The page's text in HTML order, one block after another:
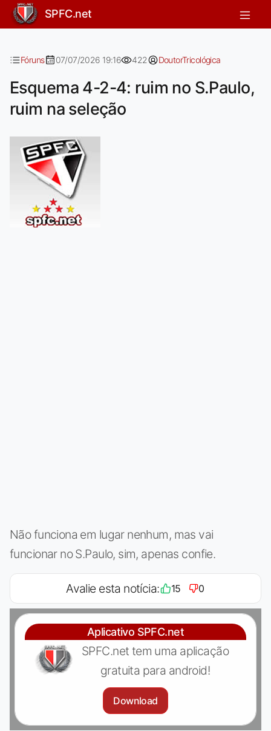
Esquema 4-2-4: ruim no S.Paulo,
SPFC.net
Fóruns 07/07/2026 19:16 422 DoutorTricológica
Esquema 4-2-4: ruim no S.Paulo,
ruim na seleção
Não funciona em lugar nenhum, mas vai
funcionar no S.Paulo, sim, apenas confie.
Avalie esta notícia: 15 0
Aplicativo SPFC.net
SPFC.net tem uma aplicação
gratuita para android!
Download